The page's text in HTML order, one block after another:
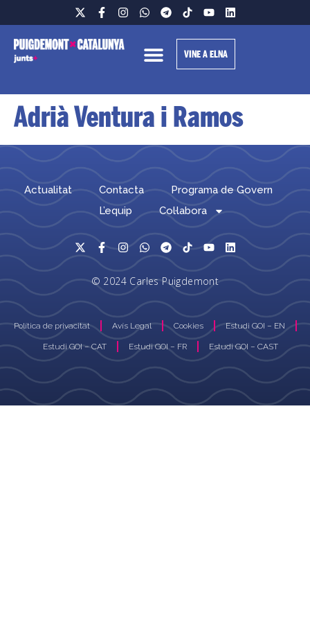
VINE A ELNA
Adrià Ventura i Ramos
Actualitat Contacta
Programa de Govern
L’equip
Col·labora
© 2024 Carles Puigdemont
Política de privacitat Avís Legal Cookies Estudi GOI – EN
Estudi GOI – CAT Estudi GOI – FR Estudi GOI – CAST